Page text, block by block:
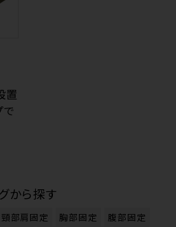
置
から探す
頸部肩固定 胸部固定
腹部固定